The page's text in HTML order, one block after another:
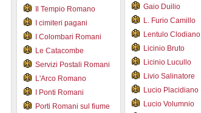
Il Tempio Romano
I cimiteri pagani
I Colombari Romani
Le Catacombe
Servizi Postali Romani
L'Arco Romano
I Ponti Romani
Porti Romani sul fiume
Gaio Duilio
L. Furio Camillo
Lentulo Clodiano
Licinio Bruto
Licinio Lucullo
Livio Salinatore
Lucio Placidiano
Lucio Volumnio